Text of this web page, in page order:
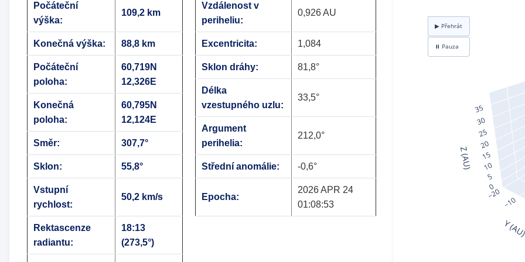
Počáteční
výška:
109,2 km
Konečná výška: 88,8 km
Počáteční
poloha:
60,719N
12,326E
Konečná
poloha:
60,795N
12,124E
Směr: 307,7°
Sklon: 55,8°
Vstupní
rychlost:
50,2 km/s
Rektascenze
radiantu:
18:13
(273,5°)
Vzdálenost v
periheliu:
0,926 AU
Excentricita: 1,084
Sklon dráhy: 81,8°
Délka
vzestupného uzlu:
33,5°
Argument
perihelia:
212,0°
Střední anomálie: -0,6°
Epocha:
2026 APR 24
01:08:53